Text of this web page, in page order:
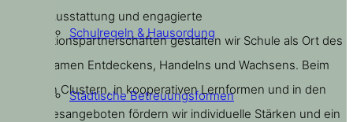
Schulregeln & Hausordung
Städtische Betreuungsformen
digitale Ausstattung und engagierte
Kooperationspartnerschaften gestalten wir Schule als Ort des
gemeinsamen Entdeckens, Handelns und Wachsens. Beim
Lernen in Clustern, in kooperativen Lernformen und in den
Ganztagesangeboten fördern wir individuelle Stärken und ein